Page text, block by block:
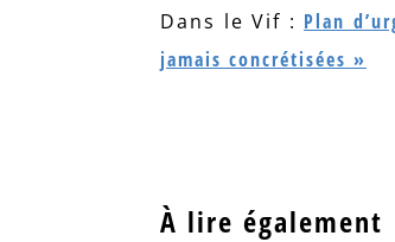
Dans le Vif : Plan
jamais concrétisées »
À lire également